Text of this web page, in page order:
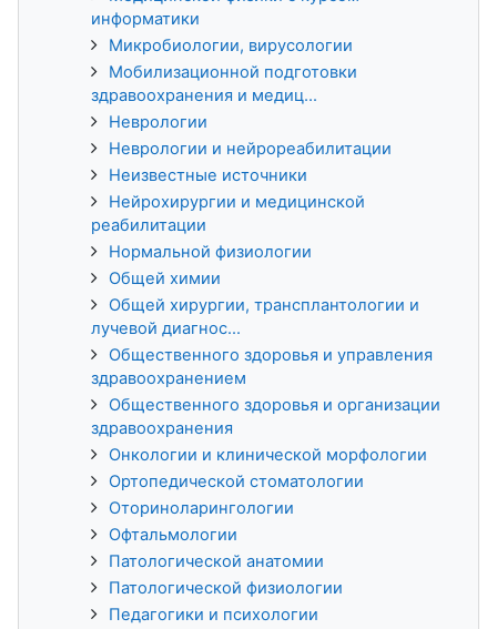
информатики
Микробиологии, вирусологии
Мобилизационной подготовки
здравоохранения и медиц...
Неврологии
Неврологии и нейрореабилитации
Неизвестные источники
Нейрохирургии и медицинской
реабилитации
Нормальной физиологии
Общей химии
Общей хирургии, трансплантологии и
лучевой диагнос...
Общественного здоровья и управления
здравоохранением
Общественного здоровья и организации
здравоохранения
Онкологии и клинической морфологии
Ортопедической стоматологии
Оториноларингологии
Офтальмологии
Патологической анатомии
Патологической физиологии
Педагогики и психологии